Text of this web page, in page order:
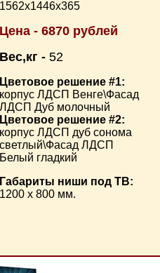
1562х1446х365
Цена - 6870 рублей
Вес,кг - 52
Цветовое решение #1:
корпус ЛДСП Венге\Фасад
ЛДСП Дуб молочный
Цветовое решение #2:
корпус ЛДСП дуб сонома
светлый\Фасад ЛДСП
Белый гладкий
Габариты ниши под ТВ:
1200 х 800 мм.